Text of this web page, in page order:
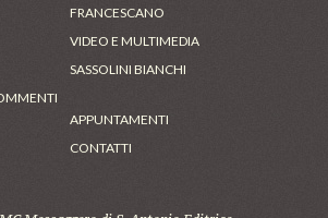
FRANCESCANO
VIDEO E MULTIMEDIA
SASSOLINI BIANCHI
APPUNTAMENTI
CONTATTI